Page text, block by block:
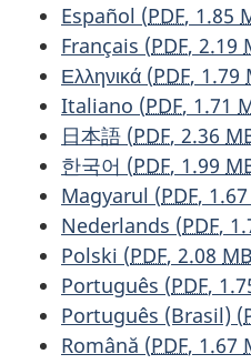
Español (PDF, 1.85
Français (PDF, 2.19
Ελληνικά (PDF, 1.79
Italiano (PDF, 1.71
日本語 (PDF, 2.36
한국어 (PDF, 1.99
Magyarul (PDF, 1.67
Nederlands (PDF,
Polski (PDF, 2.08 MB
Português (PDF,
Português (Brasil) (
Română (PDF, 1.67